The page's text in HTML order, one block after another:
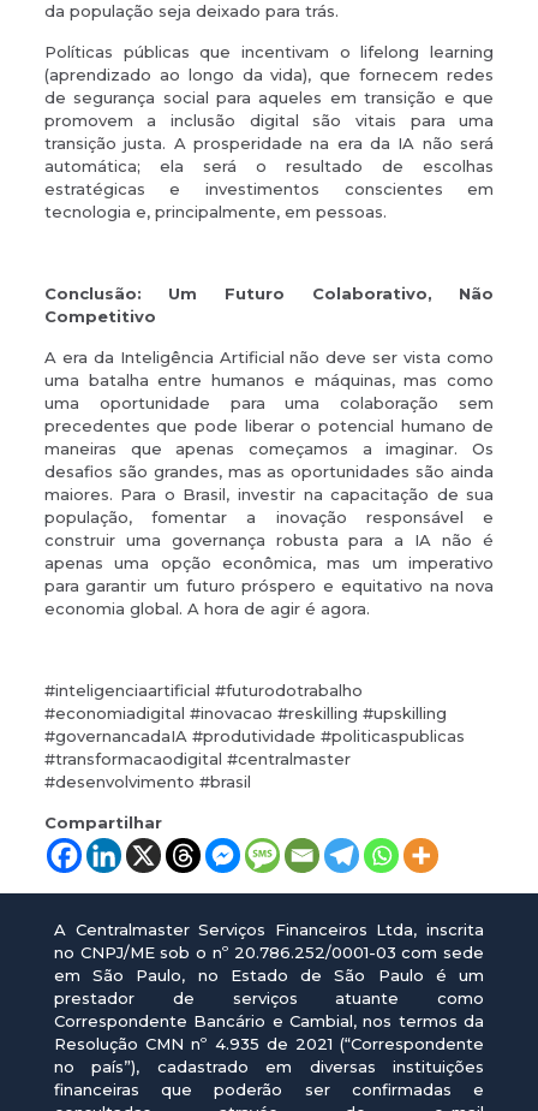
da população seja deixado para trás.
Políticas públicas que incentivam o lifelong learning
(aprendizado ao longo da vida), que fornecem redes
de segurança social para aqueles em transição e que
promovem a inclusão digital são vitais para uma
transição justa. A prosperidade na era da IA não será
automática; ela será o resultado de escolhas
estratégicas e investimentos conscientes em
tecnologia e, principalmente, em pessoas.
Conclusão: Um Futuro Colaborativo, Não
Competitivo
A era da Inteligência Artificial não deve ser vista como
uma batalha entre humanos e máquinas, mas como
uma oportunidade para uma colaboração sem
precedentes que pode liberar o potencial humano de
maneiras que apenas começamos a imaginar. Os
desafios são grandes, mas as oportunidades são ainda
maiores. Para o Brasil, investir na capacitação de sua
população, fomentar a inovação responsável e
construir uma governança robusta para a IA não é
apenas uma opção econômica, mas um imperativo
para garantir um futuro próspero e equitativo na nova
economia global. A hora de agir é agora.
#inteligenciaartificial #futurodotrabalho
#economiadigital #inovacao #reskilling #upskilling
#governancadaIA #produtividade #politicaspublicas
#transformacaodigital #centralmaster
#desenvolvimento #brasil
Compartilhar
A Centralmaster Serviços Financeiros Ltda, inscrita
no CNPJ/ME sob o nº 20.786.252/0001-03 com sede
em São Paulo, no Estado de São Paulo é um
prestador de serviços atuante como
Correspondente Bancário e Cambial, nos termos da
Resolução CMN nº 4.935 de 2021 (“Correspondente
no país”), cadastrado em diversas instituições
financeiras que poderão ser confirmadas e